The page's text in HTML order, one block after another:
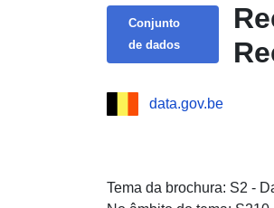
Conjunto
de dados
data.gov.be
Tema da brochura: S2 -